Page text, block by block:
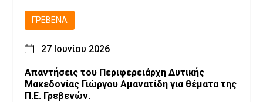
ΓΡΕΒΕΝΆ
27 Ιουνίου 2026
Απαντήσεις του Περιφερειάρχη Δυτικής
Μακεδονίας Γιώργου Αμανατίδη για θέματα της
Π.Ε. Γρεβενών.